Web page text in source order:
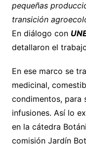
pequeñas
transición
En diálogo con
detallaron el
En ese marco se
medicinal,
condimentos, para
infusiones. Así lo
en la cátedra
comisión Jardín